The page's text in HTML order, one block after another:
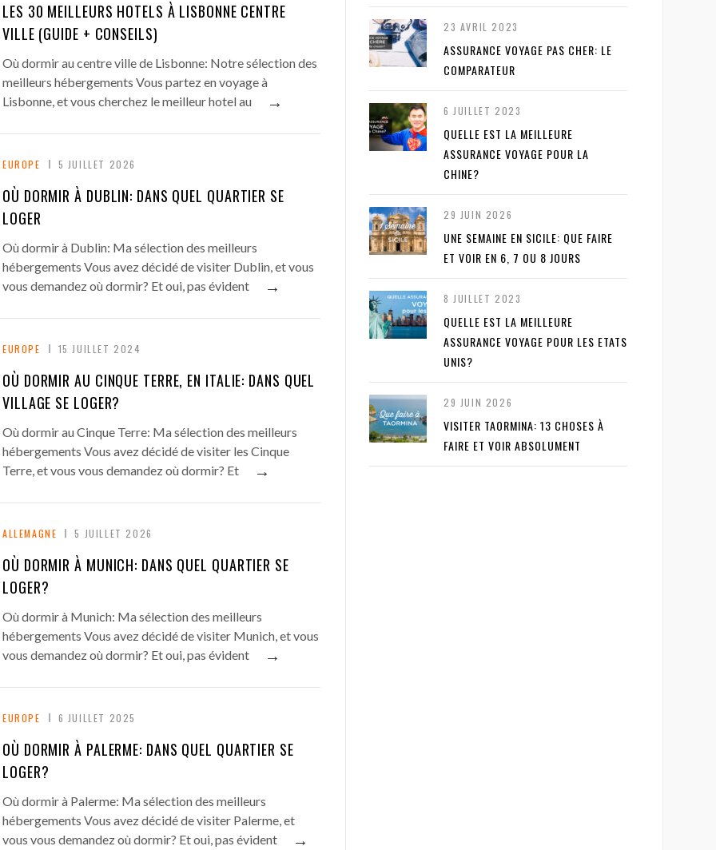
LES 30 MEILLEURS HOTELS À LISBONNE CENTRE
VILLE (GUIDE + CONSEILS)
Où dormir au centre ville de Lisbonne: Notre sélection des
meilleurs hébergements Vous partez en voyage à
Lisbonne, et vous cherchez le meilleur hotel au
→
EUROPE 5 JUILLET 2026
OÙ DORMIR À DUBLIN: DANS QUEL QUARTIER SE
LOGER
Où dormir à Dublin: Ma sélection des meilleurs
hébergements Vous avez décidé de visiter Dublin, et vous
vous demandez où dormir? Et oui, pas évident
→
EUROPE 15 JUILLET 2024
OÙ DORMIR AU CINQUE TERRE, EN ITALIE: DANS QUEL
VILLAGE SE LOGER?
Où dormir au Cinque Terre: Ma sélection des meilleurs
hébergements Vous avez décidé de visiter les Cinque
Terre, et vous vous demandez où dormir? Et
→
ALLEMAGNE 5 JUILLET 2026
OÙ DORMIR À MUNICH: DANS QUEL QUARTIER SE
LOGER?
Où dormir à Munich: Ma sélection des meilleurs
hébergements Vous avez décidé de visiter Munich, et vous
vous demandez où dormir? Et oui, pas évident
→
EUROPE 6 JUILLET 2025
OÙ DORMIR À PALERME: DANS QUEL QUARTIER SE
LOGER?
Où dormir à Palerme: Ma sélection des meilleurs
hébergements Vous avez décidé de visiter Palerme, et
vous vous demandez où dormir? Et oui, pas évident
→
23 AVRIL 2023
ASSURANCE VOYAGE PAS CHER: LE
COMPARATEUR
6 JUILLET 2023
QUELLE EST LA MEILLEURE
ASSURANCE VOYAGE POUR LA
CHINE?
29 JUIN 2026
UNE SEMAINE EN SICILE: QUE FAIRE
ET VOIR EN 6, 7 OU 8 JOURS
8 JUILLET 2023
QUELLE EST LA MEILLEURE
ASSURANCE VOYAGE POUR LES ETATS
UNIS?
29 JUIN 2026
VISITER TAORMINA: 13 CHOSES À
FAIRE ET VOIR ABSOLUMENT